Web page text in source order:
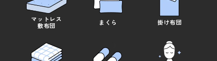
マットレス
敷布団
まくら 掛け布団